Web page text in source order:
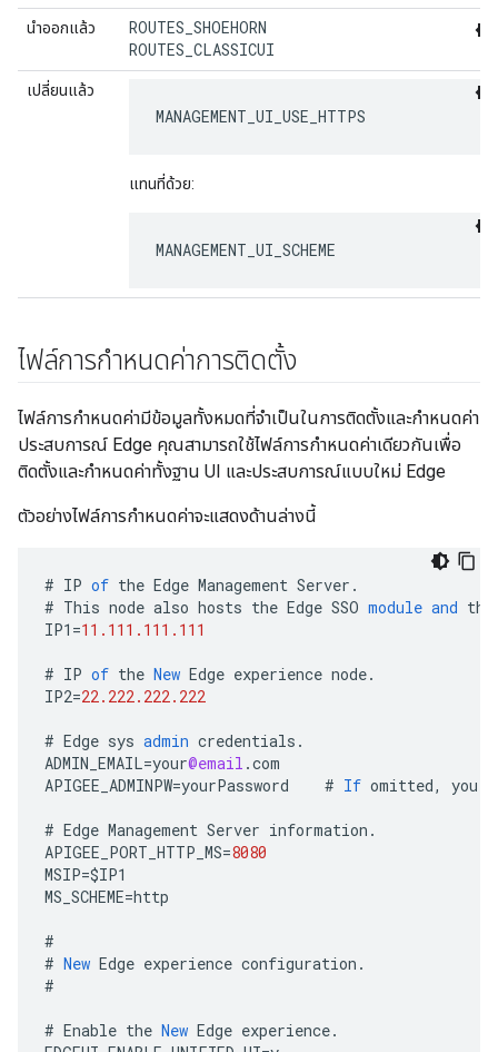
นำออกแล้ว
ROUTES_SHOEHORN
ROUTES_CLASSICUI
เปลี่ยนแล้ว
MANAGEMENT_UI_USE_HTTPS
แทนที่ด้วย:
MANAGEMENT_UI_SCHEME
ไฟล์การกำหนดค่าการติดตั้ง
ไฟล์การกำหนดค่ามีข้อมูลทั้งหมดที่จำเป็นในการติดตั้งและกำหนดค่า
ประสบการณ์ Edge คุณสามารถใช้ไฟล์การกำหนดค่าเดียวกันเพื่อ
ติดตั้งและกำหนดค่าทั้งฐาน UI และประสบการณ์แบบใหม่ Edge
ตัวอย่างไฟล์การกำหนดค่าจะแสดงด้านล่างนี้
# IP of the Edge Management Server .
# This node also hosts the Edge SSO module and the
IP1 =11.111.111.111
# IP of the New Edge experience node.
IP2=22.222.222.222
# Edge sys admin credentials .
ADMIN_EMAIL=your@email .com
APIGEE_ADMINPW=yourPassword # If omitted, you
# Edge Management Server information .
APIGEE_PORT_HTTP_MS=8080
MSIP=$IP1
MS_SCHEME=http
#
# New Edge experience configuration .
#
# Enable the New Edge experience.